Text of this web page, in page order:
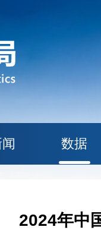
数据
2024年中